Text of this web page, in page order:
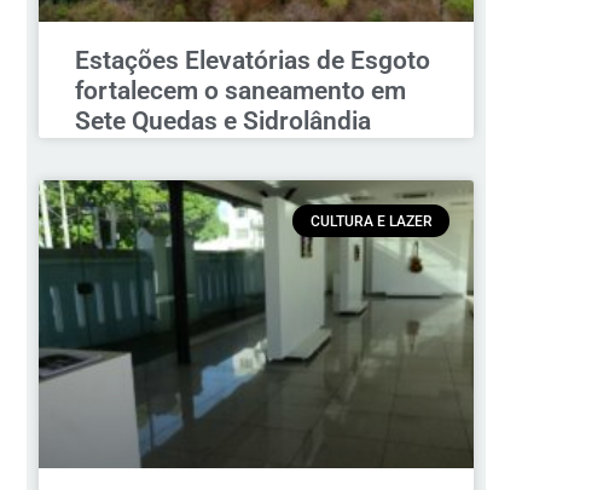
Estações Elevatórias de Esgoto
fortalecem o saneamento em
Sete Quedas e Sidrolândia
CULTURA E LAZER